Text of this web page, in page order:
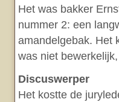
Het was bakker
nummer 2: een
amandelgebak. Het
was niet
Discuswerper
Het kostte de